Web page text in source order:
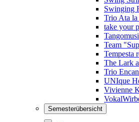
Swinging
Trio Ata la
take your
Team
Tempesta
The Lark
Trio
UNIque
Vivienne
Semesterübersicht